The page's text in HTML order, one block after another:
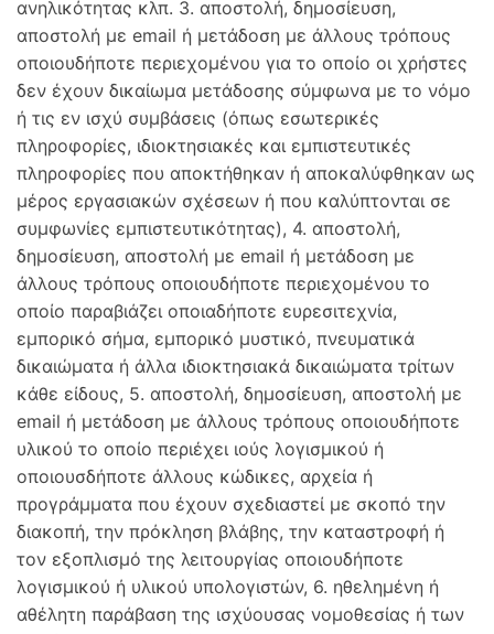
ανηλικότητας κλπ. 3. αποστολή, δημοσίευση,
αποστολή με email ή μετάδοση με άλλους τρόπους
οποιουδήποτε περιεχομένου για το οποίο οι χρήστες
δεν έχουν δικαίωμα μετάδοσης σύμφωνα με το νόμο
ή τις εν ισχύ συμβάσεις (όπως εσωτερικές
πληροφορίες, ιδιοκτησιακές και εμπιστευτικές
πληροφορίες που αποκτήθηκαν ή αποκαλύφθηκαν ως
μέρος εργασιακών σχέσεων ή που καλύπτονται σε
συμφωνίες εμπιστευτικότητας), 4. αποστολή,
δημοσίευση, αποστολή με email ή μετάδοση με
άλλους τρόπους οποιουδήποτε περιεχομένου το
οποίο παραβιάζει οποιαδήποτε ευρεσιτεχνία,
εμπορικό σήμα, εμπορικό μυστικό, πνευματικά
δικαιώματα ή άλλα ιδιοκτησιακά δικαιώματα τρίτων
κάθε είδους, 5. αποστολή, δημοσίευση, αποστολή με
email ή μετάδοση με άλλους τρόπους οποιουδήποτε
υλικού το οποίο περιέχει ιούς λογισμικού ή
οποιουσδήποτε άλλους κώδικες, αρχεία ή
προγράμματα που έχουν σχεδιαστεί με σκοπό την
διακοπή, την πρόκληση βλάβης, την καταστροφή ή
τον εξοπλισμό της λειτουργίας οποιουδήποτε
λογισμικού ή υλικού υπολογιστών, 6. ηθελημένη ή
αθέλητη παράβαση της ισχύουσας νομοθεσίας ή των